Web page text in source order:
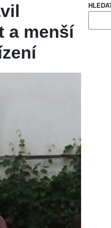
a menší